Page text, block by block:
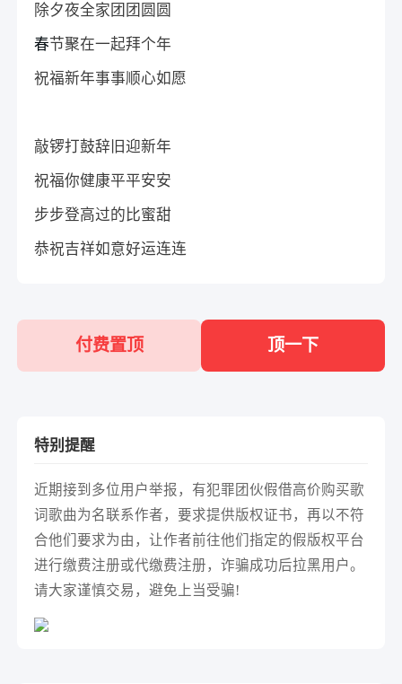
除夕夜全家团团圆圆
春节聚在一起拜个年
祝福新年事事顺心如愿
敲锣打鼓辞旧迎新年
祝福你健康平平安安
步步登高过的比蜜甜
恭祝吉祥如意好运连连
付费置顶 顶一下
特别提醒
近期接到多位用户举报，有犯罪团伙假借高价购买歌
词歌曲为名联系作者，要求提供版权证书，再以不符
合他们要求为由，让作者前往他们指定的假版权平台
进行缴费注册或代缴费注册，诈骗成功后拉黑用户。
请大家谨慎交易，避免上当受骗!